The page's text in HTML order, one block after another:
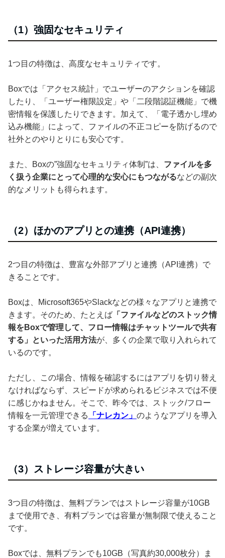
（1）強固なセキュリティ
1つ目の特徴は、高度なセキュリティです。
Boxでは「アクセス統計」でユーザーのアクションを確認
したり、「ユーザー権限設定」や「二段階認証機能」で機
密情報を保護したりできます。加えて、「電子透かし埋め
込み機能」によって、ファイルの不正コピーを防げるので
社外とのやりとりにも安心です。
また、Boxの”強固なセキュリティ体制”は、 ファイルを多
く扱う企業にとって心理的な安心にもつながるなどの副次
的なメリットも得られます。
（2）ほかのアプリとの連携（API連携）
2つ目の特徴は、豊富な外部アプリと連携（API連携）で
きることです。
Boxは、Microsoft365やSlackなどの様々なアプリと連携で
きます。そのため、たとえば 「ファイルなどのストック情
報をBoxで管理して、フロー情報はチャットツールで共有
する」といった活用方法が、多くの企業で取り入れられて
いるのです。
ただし、この場合、情報を確認するにはアプリを切り替え
なければならず、スピードが求められるビジネスでは不便
に感じかねません。そこで、昨今では、ストック/フロー
情報を一元管理できる
「ナレカン」 のようなアプリを導入
する企業が増えています。
（3）ストレージ容量が大きい
3つ目の特徴は、無料プランではストレージ容量が10GB
まで使用でき、有料プランでは容量が無制限で使えること
です。
Boxでは、無料プランでも10GB（写真約30,000枚分）ま